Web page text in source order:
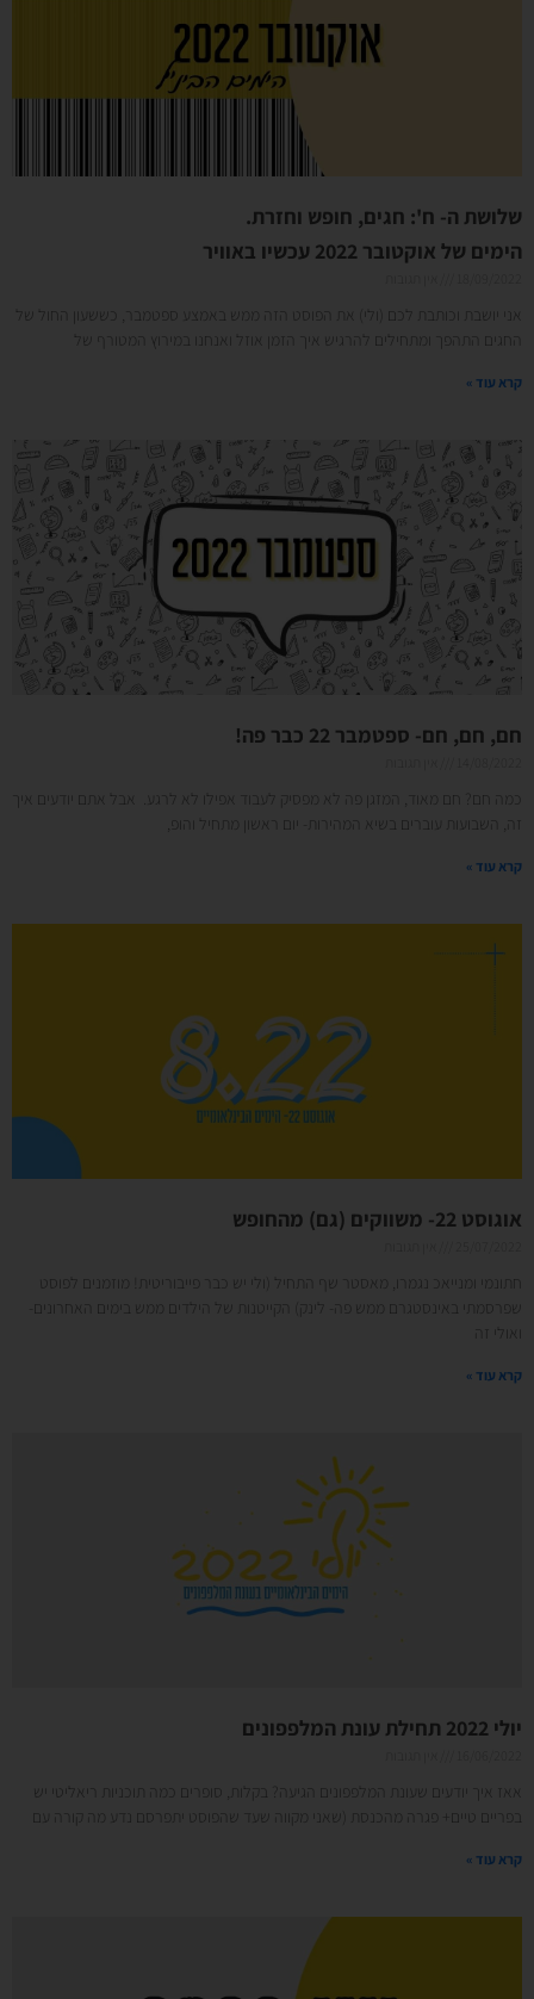
שלושת ה- ח': חגים, חופש וחזרת.
הימים של אוקטובר 2022 עכשיו באוויר
אני יושבת וכותבת לכם (ולי) את הפוסט הזה ממש באמצע ספטמבר, כששעון החול של
החגים התהפך ומתחילים להרגיש איך הזמן אוזל ואנחנו במירוץ המטורף של
קרא עוד »
חם, חם, חם- ספטמבר 22 כבר פה!
כמה חם? חם מאוד, המזגן פה לא מפסיק לעבוד אפילו לא לרגע. אבל אתם יודעים איך
זה, השבועות עוברים בשיא המהירות- יום ראשון מתחיל והופ,
קרא עוד »
אוגוסט 22- משווקים (גם) מהחופש
חתונמי ומנייאכ נגמרו, מאסטר שף התחיל (ולי יש כבר פייבוריטית! מוזמנים לפוסט
שפרסמתי באינסטגרם ממש פה- לינק) הקייטנות של הילדים ממש בימים האחרונים-
ואולי זה
קרא עוד »
יולי 2022 תחילת עונת המלפפונים
אאז איך יודעים שעונת המלפפונים הגיעה? בקלות, סופרים כמה תוכניות ריאליטי יש
בפריים טיים+ פגרה מהכנסת (שאני מקווה שעד שהפוסט יתפרסם נדע מה קורה עם
קרא עוד »